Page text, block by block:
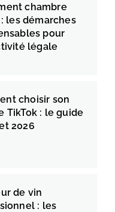
chambre
: les démarches
pour
légale
choisir son
TikTok : le guide
2026
de vin
: les